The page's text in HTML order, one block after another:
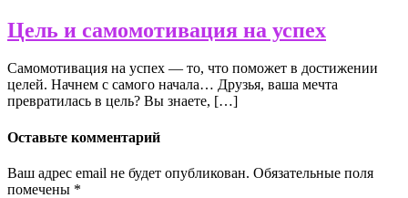
Цель и самомотивация на успех
Самомотивация на успех — то, что поможет в достижении
целей. Начнем с самого начала… Друзья, ваша мечта
превратилась в цель? Вы знаете, […]
Оставьте комментарий
Ваш адрес email не будет опубликован. Обязательные поля
помечены *